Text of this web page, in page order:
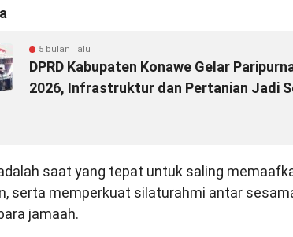
5 bulan lalu
DPRD Kabupaten Konawe Gelar
2026, Infrastruktur dan Pertanian Jadi
saat yang tepat untuk saling
serta memperkuat silaturahmi antar
jamaah.